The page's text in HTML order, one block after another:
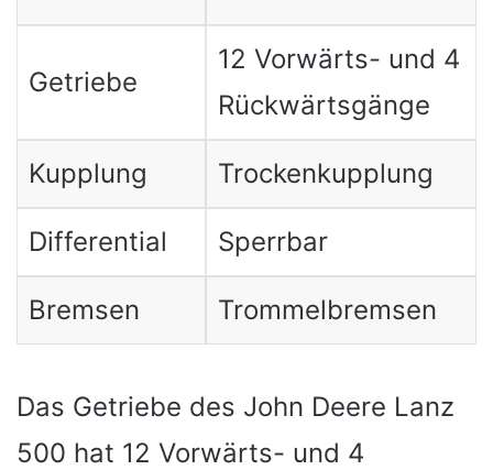
Getriebe
12 Vorwärts- und 4
Rückwärtsgänge
Kupplung Trockenkupplung
Differential Sperrbar
Bremsen Trommelbremsen
Das Getriebe des John Deere Lanz
500 hat 12 Vorwärts- und 4